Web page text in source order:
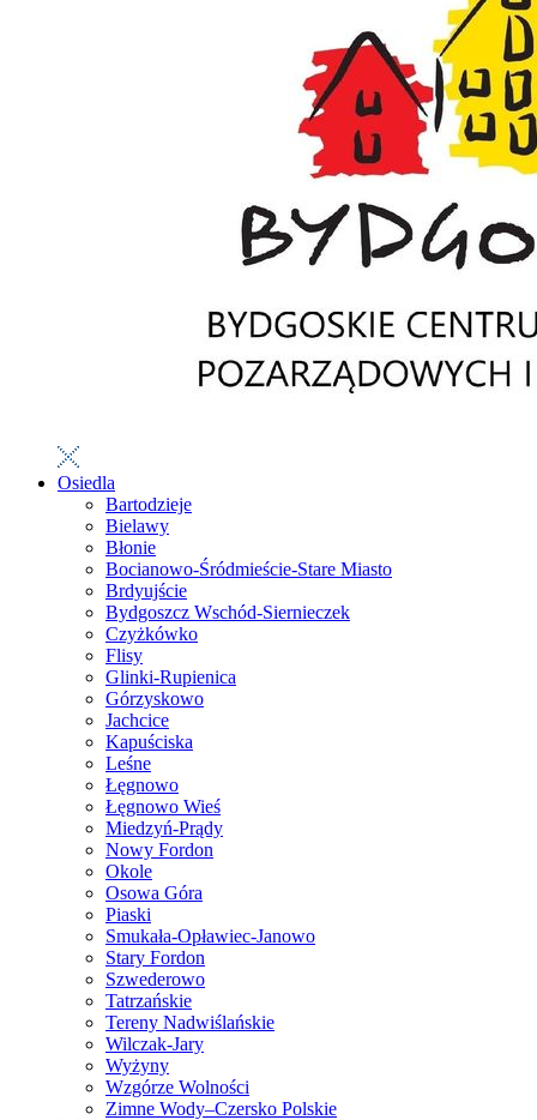
Osiedla
Bartodzieje
Bielawy
Błonie
Bocianowo-Śródmieście-Stare Miasto
Brdyujście
Bydgoszcz Wschód-Siernieczek
Czyżkówko
Flisy
Glinki-Rupienica
Górzyskowo
Jachcice
Kapuściska
Leśne
Łęgnowo
Łęgnowo Wieś
Miedzyń-Prądy
Nowy Fordon
Okole
Osowa Góra
Piaski
Smukała-Opławiec-Janowo
Stary Fordon
Szwederowo
Tatrzańskie
Tereny Nadwiślańskie
Wilczak-Jary
Wyżyny
Wzgórze Wolności
Zimne Wody–Czersko Polskie